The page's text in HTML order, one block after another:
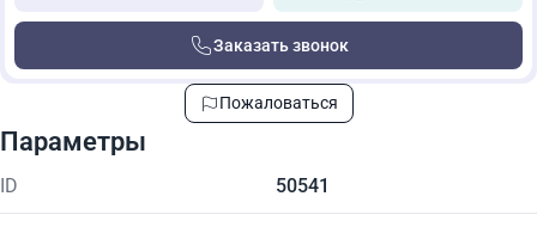
Заказать звонок
Пожаловаться
Параметры
ID 50541